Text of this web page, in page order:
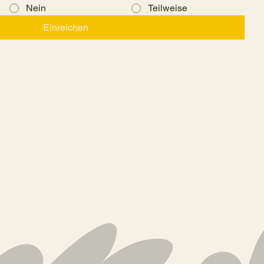
Nein
Teilweise
Einreichen